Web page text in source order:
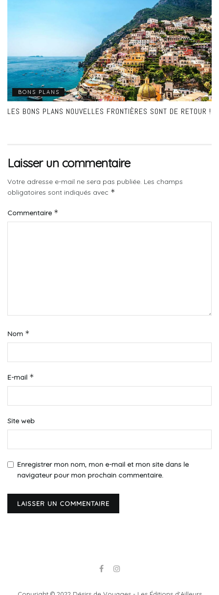
BONS PLANS
LES BONS PLANS NOUVELLES FRONTIÈRES SONT DE RETOUR !
Laisser un commentaire
Votre adresse e-mail ne sera pas publiée. Les champs
obligatoires sont indiqués avec *
Commentaire *
Nom *
E-mail *
Site web
Enregistrer mon nom, mon e-mail et mon site dans le
navigateur pour mon prochain commentaire.